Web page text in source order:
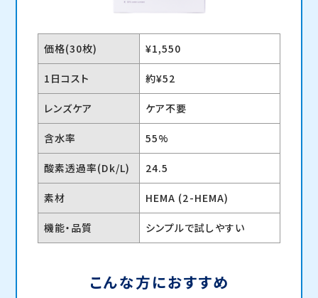
価格(30枚) ¥1,550
1日コスト 約¥52
レンズケア ケア不要
含水率 55%
酸素透過率(Dk/L) 24.5
素材 HEMA (2-HEMA)
機能・品質 シンプルで試しやすい
こんな方におすすめ